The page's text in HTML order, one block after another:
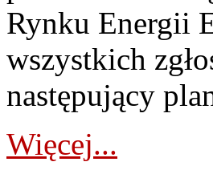
Rynku Energii
wszystkich
następujący
Więcej...